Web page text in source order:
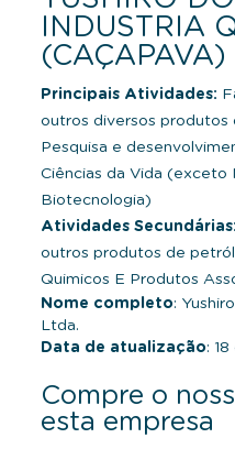
INDUSTRIA
Principais Atividades:
outros diversos produtos
Pesquisa e
Ciências da Vida (exceto
Biotecnologia)
Atividades Secundárias:
outros produtos de
Quimicos E Produtos
Nome completo:
Ltda.
Data de atualização:
Compre o
esta empresa